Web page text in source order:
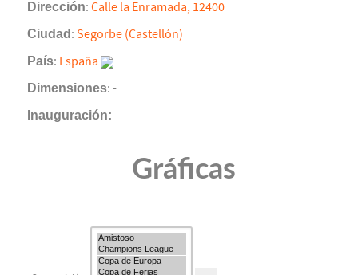
Dirección: Calle la Enramada, 12400
Ciudad : Segorbe (Castellón)
País: España
Dimensiones: -
Inauguración: -
Gráficas